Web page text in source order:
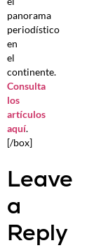
panorama
periodístico
en
el
continente.
Consulta
los
artículos
aquí.
[/box]
Leave
a
Reply